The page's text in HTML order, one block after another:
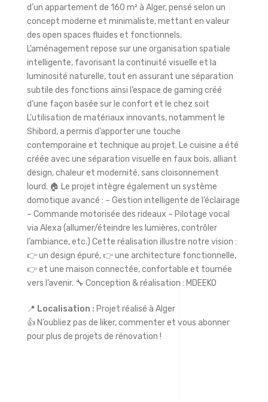
d’un appartement de 160 m² à Alger, pensé selon un
concept moderne et minimaliste, mettant en valeur
des open spaces fluides et fonctionnels.
L’aménagement repose sur une organisation spatiale
intelligente, favorisant la continuité visuelle et la
luminosité naturelle, tout en assurant une séparation
subtile des fonctions ainsi l’espace de gaming créé
d’une façon basée sur le confort et le chez soit
L’utilisation de matériaux innovants, notamment le
Shibord, a permis d’apporter une touche
contemporaine et technique au projet. Le cuisine a été
créée avec une séparation visuelle en faux bois, alliant
design, chaleur et modernité, sans cloisonnement
lourd. 🏠 Le projet intègre également un système
domotique avancé : – Gestion intelligente de l’éclairage
– Commande motorisée des rideaux – Pilotage vocal
via Alexa (allumer/éteindre les lumières, contrôler
l’ambiance, etc.) Cette réalisation illustre notre vision :
👉 un design épuré, 👉 une architecture fonctionnelle,
👉 et une maison connectée, confortable et tournée
vers l’avenir. 🔧 Conception & réalisation : MDEEKO
📍 Localisation : Projet réalisé à Alger
👍 N’oubliez pas de liker, commenter et vous abonner
pour plus de projets de rénovation !